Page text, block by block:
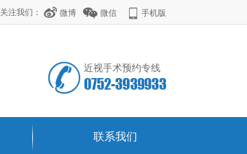
关注我们： 微博 微信 手机版
近视手术预约专线
联系我们